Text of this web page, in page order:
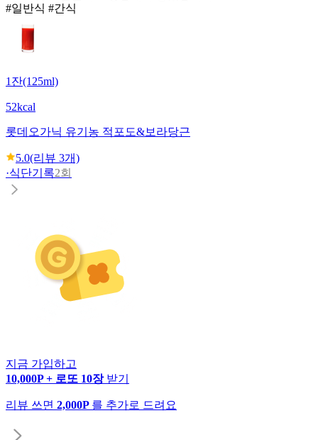
#일반식 #간식
1잔(125ml)
52kcal
롯데 오가닉 유기농 적포도&보라당근
5.0(리뷰 3개)
·식단기록2회
지금 가입하고
10,000P + 로또 10장 받기
리뷰 쓰면 2,000P 를 추가로 드려요